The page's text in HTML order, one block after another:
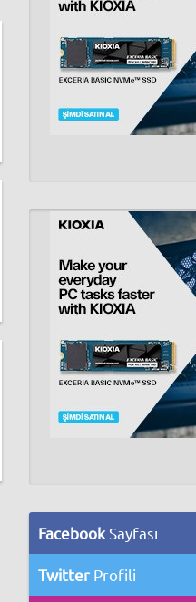
Facebook Sayfası
Twitter Profili